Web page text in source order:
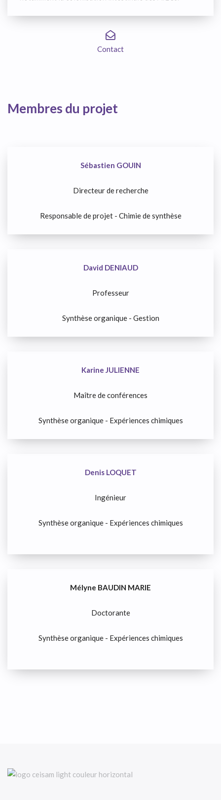
Contact
Membres du projet
Sébastien GOUIN
Directeur de recherche
Responsable de projet - Chimie de synthèse
David DENIAUD
Professeur
Synthèse organique - Gestion
Karine JULIENNE
Maître de conférences
Synthèse organique - Expériences chimiques
Denis LOQUET
Ingénieur
Synthèse organique - Expériences chimiques
Mélyne BAUDIN MARIE
Doctorante
Synthèse organique - Expériences chimiques